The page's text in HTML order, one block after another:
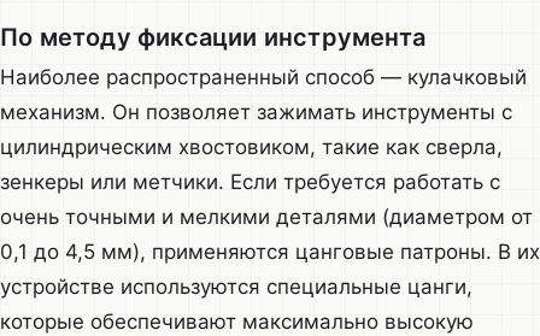
По методу фиксации инструмента
Наиболее распространенный способ — кулачковый
механизм. Он позволяет зажимать инструменты с
цилиндрическим хвостовиком, такие как сверла,
зенкеры или метчики. Если требуется работать с
очень точными и мелкими деталями (диаметром от
0,1 до 4,5 мм), применяются цанговые патроны. В их
устройстве используются специальные цанги,
которые обеспечивают максимально высокую